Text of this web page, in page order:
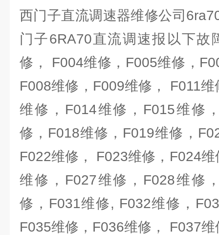
西门子直流调速器维修公司
门子6RA70直流调速报以下故
修， F004维修，F005维修，
F008维修，F009维修， F011
维修，F014维修，F015维修
修，F018维修，F019维修，
F022维修， F023维修，F024
维修，F027维修，F028维修
修，F031维修, F032维修，
F035维修，F036维修， F037